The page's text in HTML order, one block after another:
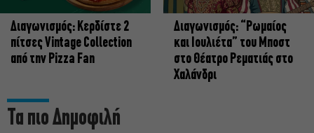
Διαγωνισμός: Κερδίστε 2
πίτσες Vintage Collection
από την Pizza Fan
Διαγωνισμός: “Ρωμαίος
και Ιουλιέτα” του Μποστ
στο Θέατρο Ρεματιάς στο
Χαλάνδρι
Τα πιο Δημοφιλή